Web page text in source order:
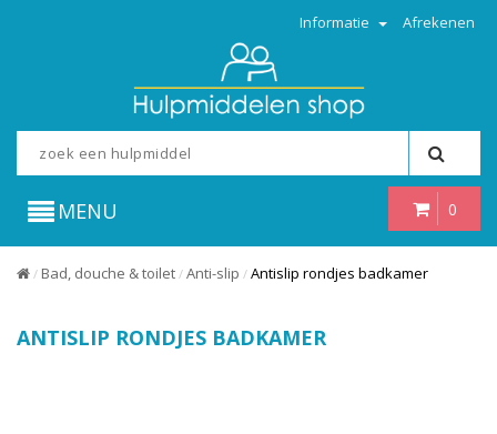
Informatie Afrekenen
0
MENU
/ Bad, douche & toilet / Anti-slip / Antislip rondjes badkamer
ANTISLIP RONDJES BADKAMER